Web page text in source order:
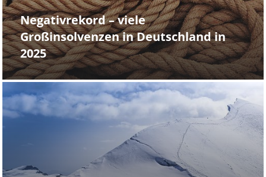
Negativrekord – viele
Großinsolvenzen in Deutschland in
2025